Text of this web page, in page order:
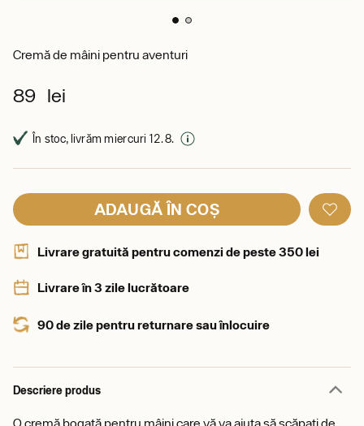
Cremă de mâini pentru aventuri
89 lei
În stoc, livrăm miercuri 12. 8.
ADAUGĂ ÎN COȘ
Livrare gratuită pentru comenzi de peste 350 lei
Livrare în 3 zile lucrătoare
90 de zile pentru returnare sau înlocuire
Descriere produs
O cremă bogată pentru mâini care vă va ajuta să scăpați de